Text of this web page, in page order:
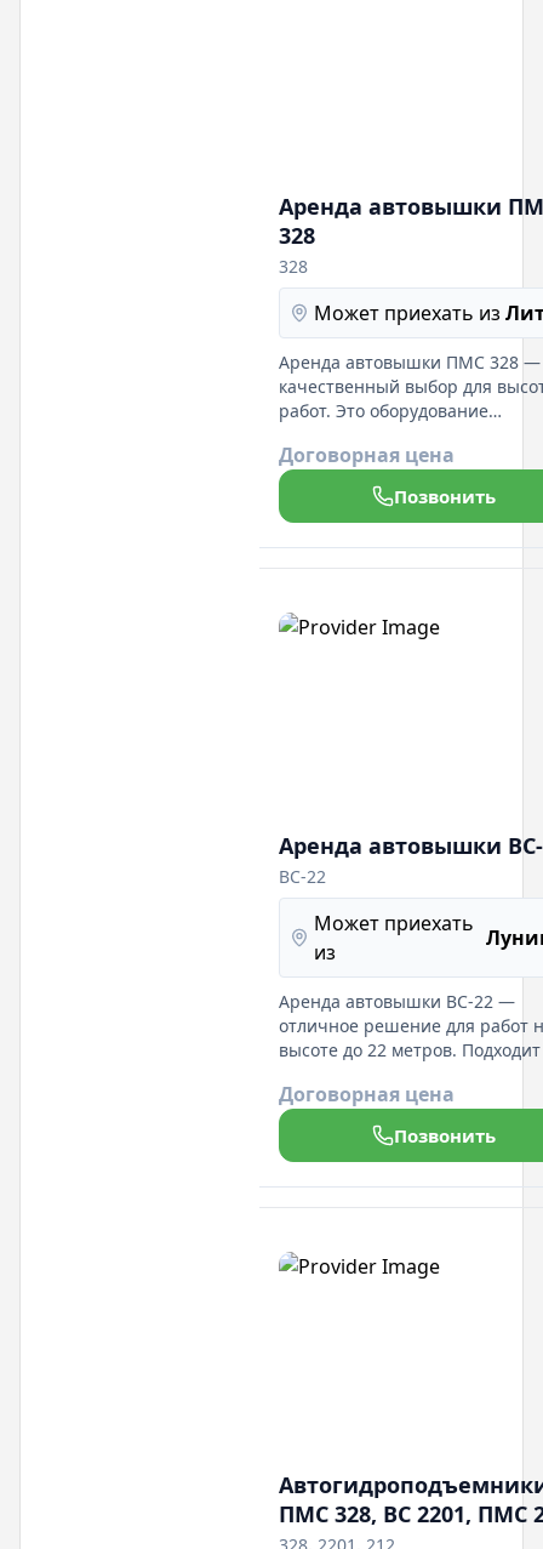
Аренда автовышки
328
328
Может приехать из
Аренда автовышки ПМС 328 —
качественный выбор для
работ. Это оборудование
высоким уровням и
в ограниченных
делает его идеальным для
Договорная цена
Позвонить
Аренда автовышки
ВС-22
Может приехать
из
Аренда автовышки ВС-22 —
отличное решение для работ
высоте до 22 метров.
обслуживания. Легкая в
управлении, она гарантирует
безопасность и эффективность
Договорная цена
Позвонить
ПМС 328, ВС 2201, ПМС